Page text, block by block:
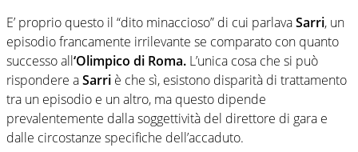
E’ proprio questo il “dito minaccioso” di cui parlavaSarri, un
episodio francamente irrilevante se comparato con quanto
successo all‘Olimpico di Roma. L’unica cosa che si può
rispondere aSarri è che sì, esistono disparità di trattamento
tra un episodio e un altro, ma questo dipende
prevalentemente dalla soggettività del direttore di gara e
dalle circostanze specifiche dell’accaduto.